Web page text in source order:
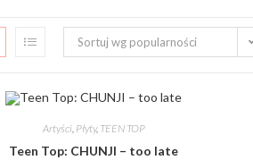
Sortuj wg popularności
Artyści, Płyty, TEEN TOP
Teen Top: CHUNJI – too late